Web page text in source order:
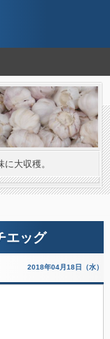
大収穫。
エッグ
2018年04月18日（水）